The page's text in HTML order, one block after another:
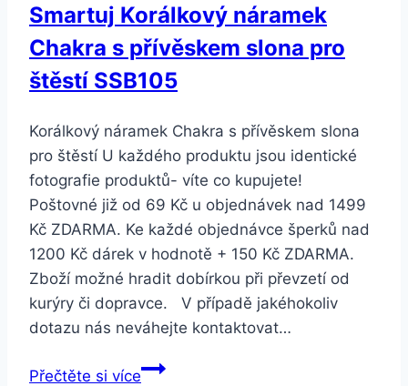
SWB21
Barva:
Modrá
Smartuj Korálkový náramek
Chakra s přívěskem slona pro
štěstí SSB105
Korálkový náramek Chakra s přívěskem slona
pro štěstí U každého produktu jsou identické
fotografie produktů- víte co kupujete!
Poštovné již od 69 Kč u objednávek nad 1499
Kč ZDARMA. Ke každé objednávce šperků nad
1200 Kč dárek v hodnotě + 150 Kč ZDARMA.
Zboží možné hradit dobírkou při převzetí od
kurýry či dopravce. V případě jakéhokoliv
dotazu nás neváhejte kontaktovat…
Přečtěte si víceSmartuj